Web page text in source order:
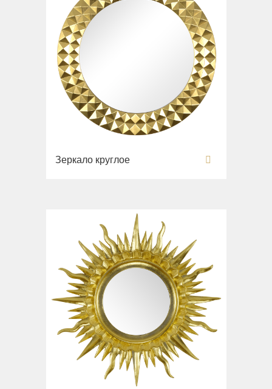
Зеркало круглое